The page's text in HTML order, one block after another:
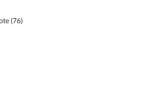
(76)